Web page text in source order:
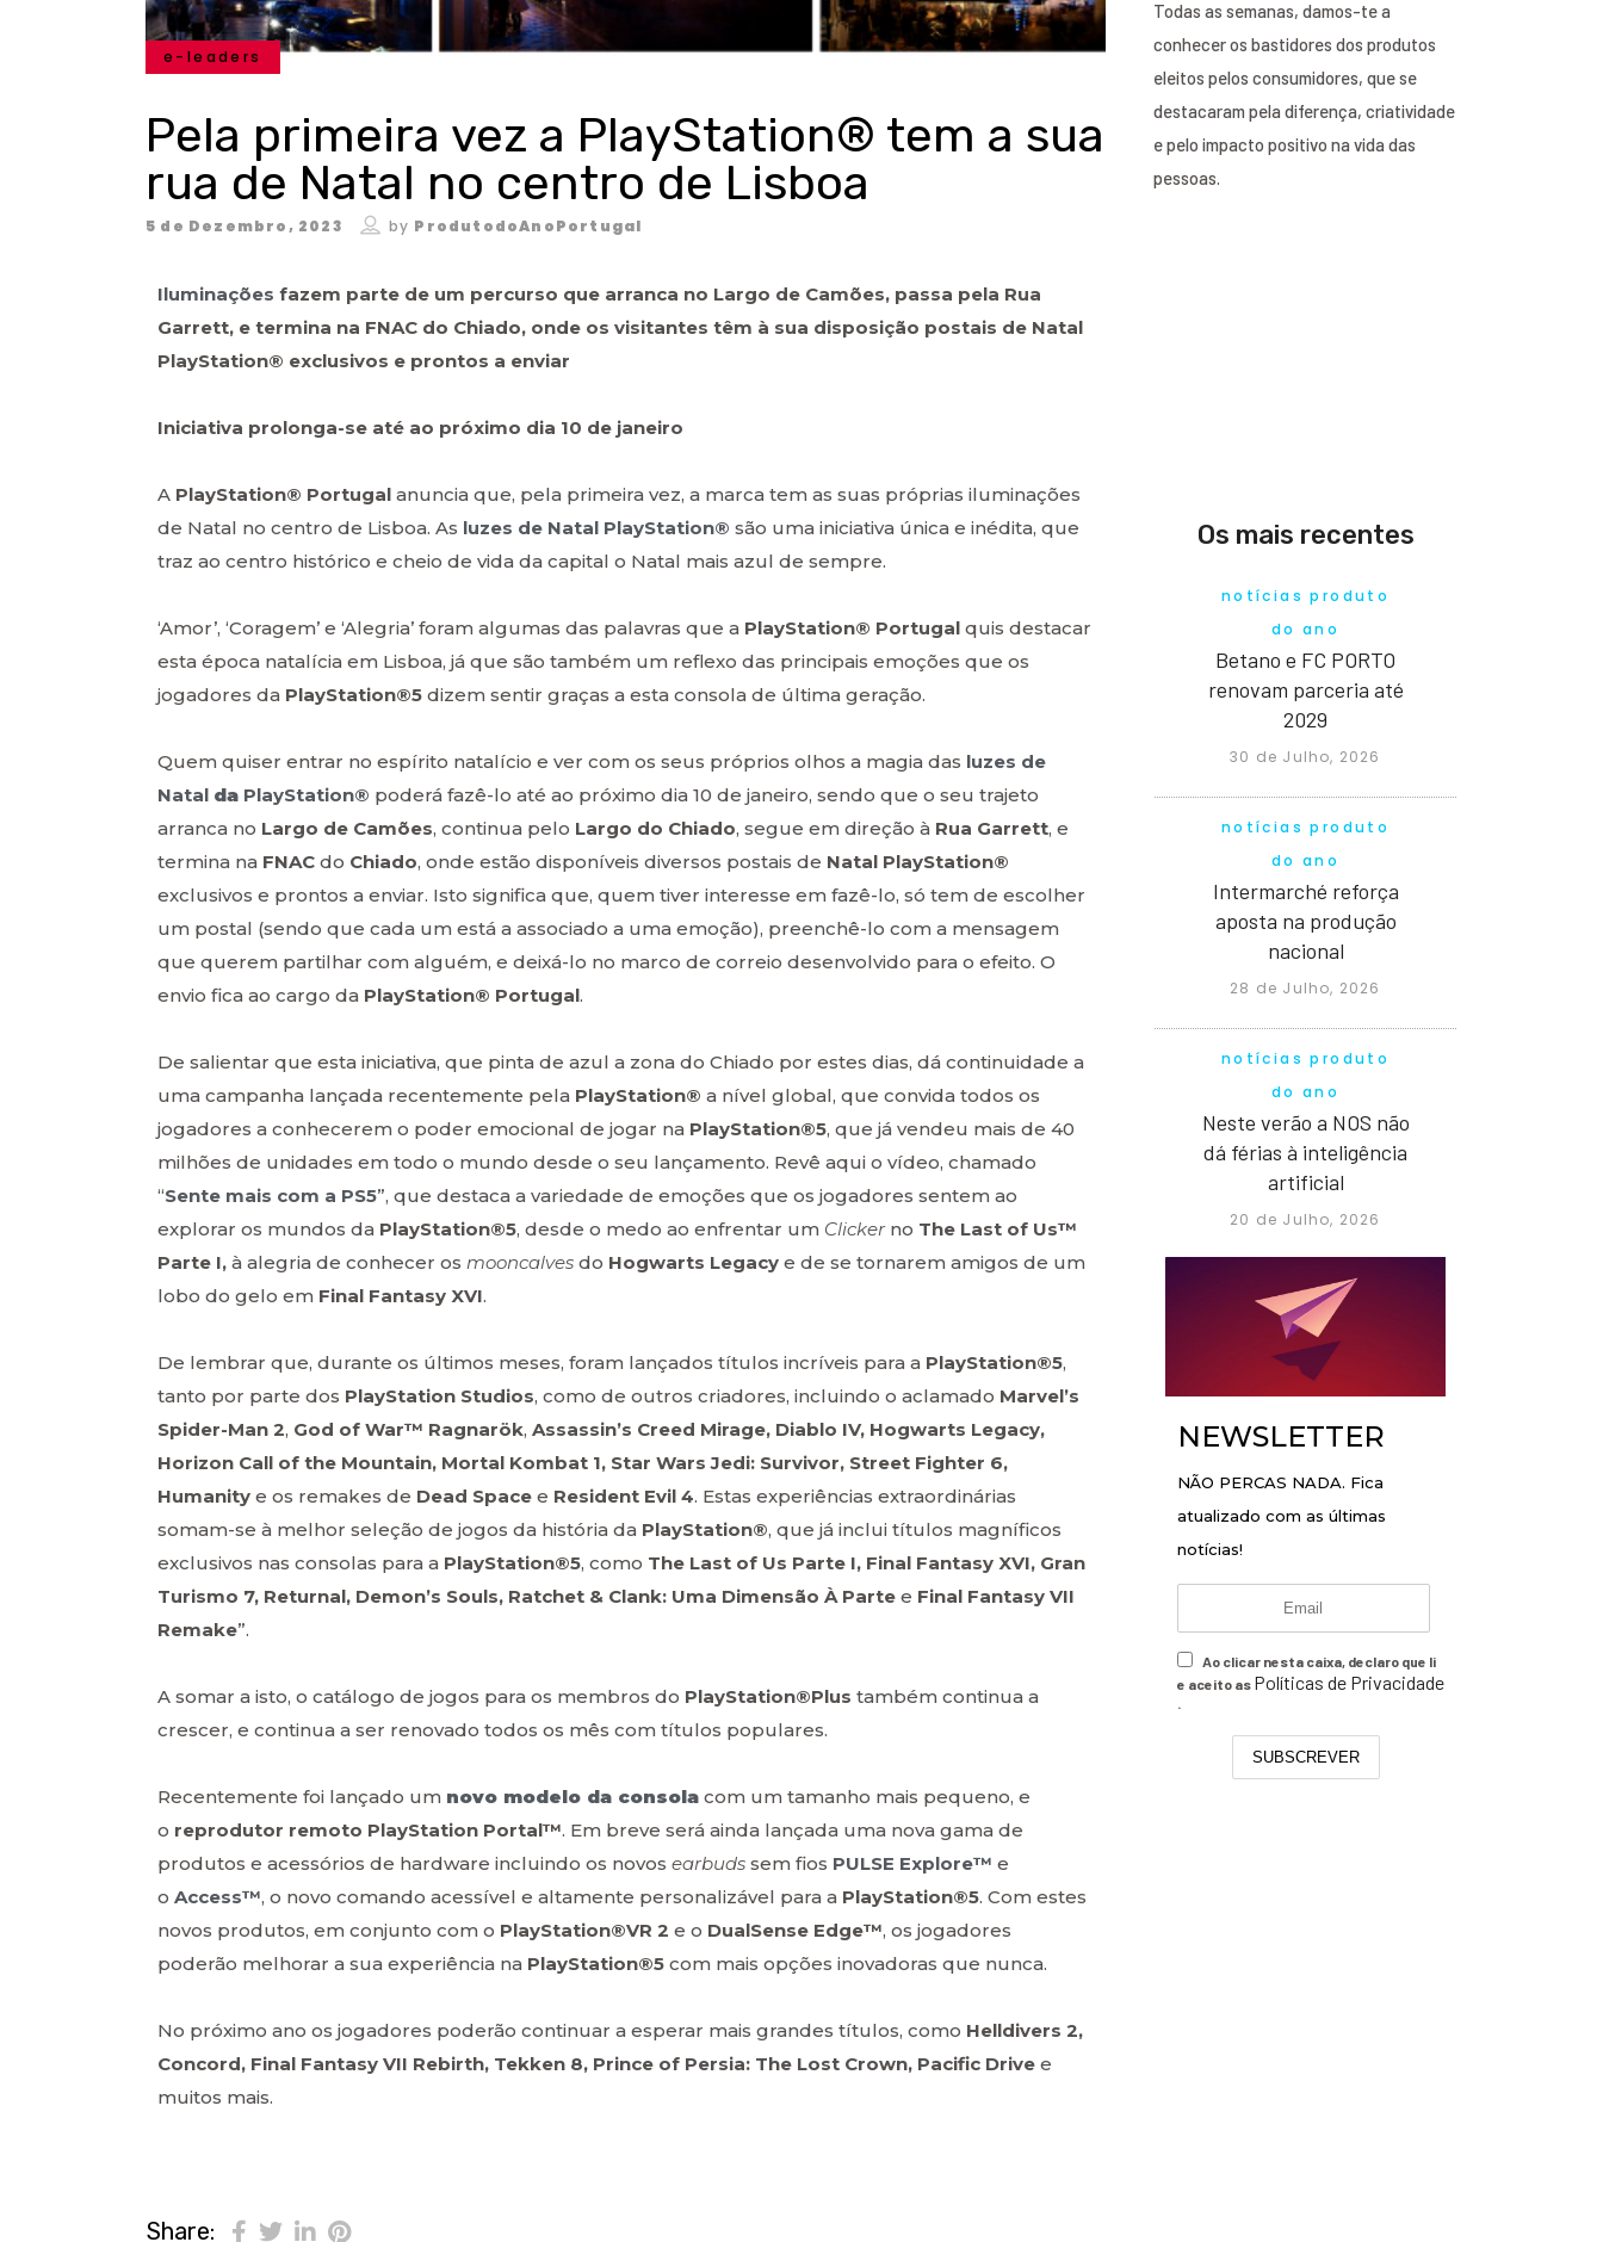
e-leaders
Pela primeira vez a PlayStation® tem a sua
rua de Natal no centro de Lisboa
5 de Dezembro, 2023 by ProdutodoAnoPortugal
Iluminações fazem parte de um percurso que arranca no Largo de Camões, passa pela Rua
Garrett, e termina na FNAC do Chiado, onde os visitantes têm à sua disposição postais de Natal
PlayStation® exclusivos e prontos a enviar
Iniciativa prolonga-se até ao próximo dia 10 de janeiro
A PlayStation® Portugal anuncia que, pela primeira vez, a marca tem as suas próprias iluminações
de Natal no centro de Lisboa. As luzes de Natal PlayStation® são uma iniciativa única e inédita, que
traz ao centro histórico e cheio de vida da capital o Natal mais azul de sempre.
‘Amor’, ‘Coragem’ e ‘Alegria’ foram algumas das palavras que a PlayStation® Portugal quis destacar
esta época natalícia em Lisboa, já que são também um reflexo das principais emoções que os
jogadores da PlayStation®5 dizem sentir graças a esta consola de última geração.
Quem quiser entrar no espírito natalício e ver com os seus próprios olhos a magia das luzes de
Natal da PlayStation® poderá fazê-lo até ao próximo dia 10 de janeiro, sendo que o seu trajeto
arranca no Largo de Camões, continua pelo Largo do Chiado, segue em direção à Rua Garrett, e
termina na FNAC do Chiado, onde estão disponíveis diversos postais de Natal PlayStation®
exclusivos e prontos a enviar. Isto significa que, quem tiver interesse em fazê-lo, só tem de escolher
um postal (sendo que cada um está a associado a uma emoção), preenchê-lo com a mensagem
que querem partilhar com alguém, e deixá-lo no marco de correio desenvolvido para o efeito. O
envio fica ao cargo da PlayStation® Portugal.
De salientar que esta iniciativa, que pinta de azul a zona do Chiado por estes dias, dá continuidade a
uma campanha lançada recentemente pela PlayStation® a nível global, que convida todos os
jogadores a conhecerem o poder emocional de jogar na PlayStation®5, que já vendeu mais de 40
milhões de unidades em todo o mundo desde o seu lançamento. Revê aqui o vídeo, chamado
“Sente mais com a PS5”, que destaca a variedade de emoções que os jogadores sentem ao
explorar os mundos da PlayStation®5, desde o medo ao enfrentar um Clickerno The Last of Us™
Parte I, à alegria de conhecer os mooncalves do Hogwarts Legacy e de se tornarem amigos de um
lobo do gelo em Final Fantasy XVI.
De lembrar que, durante os últimos meses, foram lançados títulos incríveis para a PlayStation®5,
tanto por parte dos PlayStation Studios, como de outros criadores, incluindo o aclamado Marvel’s
Spider-Man 2, God of War™ Ragnarök, Assassin’s Creed Mirage, Diablo IV, Hogwarts Legacy,
Horizon Call of the Mountain, Mortal Kombat 1, Star Wars Jedi: Survivor, Street Fighter 6,
Humanity e os remakes de Dead Space e Resident Evil 4. Estas experiências extraordinárias
somam-se à melhor seleção de jogos da história da PlayStation®, que já inclui títulos magníficos
exclusivos nas consolas para a PlayStation®5, como The Last of Us Parte I, Final Fantasy XVI, Gran
Turismo 7, Returnal, Demon’s Souls, Ratchet & Clank: Uma Dimensão À Parte e Final Fantasy VII
Remake”.
A somar a isto, o catálogo de jogos para os membros do PlayStation®Plus também continua a
crescer, e continua a ser renovado todos os mês com títulos populares.
Recentemente foi lançado um novo modelo da consola com um tamanho mais pequeno, e
o reprodutor remoto PlayStation Portal™. Em breve será ainda lançada uma nova gama de
produtos e acessórios de hardware incluindo os novos earbuds sem fios PULSE Explore™ e
o Access™, o novo comando acessível e altamente personalizável para a PlayStation®5. Com estes
novos produtos, em conjunto com o PlayStation®VR 2 e o DualSense Edge™, os jogadores
poderão melhorar a sua experiência na PlayStation®5 com mais opções inovadoras que nunca.
No próximo ano os jogadores poderão continuar a esperar mais grandes títulos, como Helldivers 2,
Concord, Final Fantasy VII Rebirth, Tekken 8, Prince of Persia: The Lost Crown, Pacific Drive e
muitos mais.
Share:
Todas as semanas, damos-te a
conhecer os bastidores dos produtos
eleitos pelos consumidores, que se
destacaram pela diferença, criatividade
e pelo impacto positivo na vida das
pessoas.
Os mais recentes
notícias produto
do ano
Betano e FC PORTO
renovam parceria até
2029
30 de Julho, 2026
notícias produto
do ano
Intermarché reforça
aposta na produção
nacional
28 de Julho, 2026
notícias produto
do ano
Neste verão a NOS não
dá férias à inteligência
artificial
20 de Julho, 2026
NEWSLETTER
NÃO PERCAS NADA. Fica
atualizado com as últimas
notícias!
Ao clicar nesta caixa, declaro que li
e aceito as Políticas de Privacidade
.
SUBSCREVER